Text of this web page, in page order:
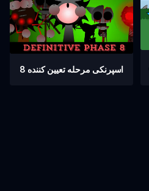
اسپرنکی مرحله تعیین کننده 8